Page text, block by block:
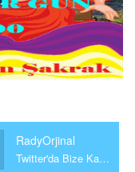
RadyOrjinal
Twitter'da Bize Katılın